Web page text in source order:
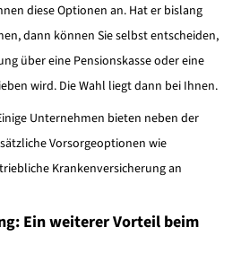
diese Optionen an. Hat er bislang
dann können Sie selbst entscheiden,
über eine Pensionskasse oder eine
wird. Die Wahl liegt dann bei Ihnen.
Unternehmen bieten neben der
Vorsorgeoptionen wie
Krankenversicherung an
Ein weiterer Vorteil beim